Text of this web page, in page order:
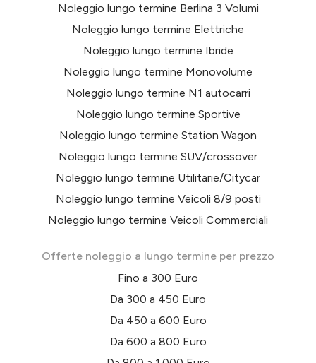
Noleggio lungo termine Berlina 3 Volumi
Noleggio lungo termine Elettriche
Noleggio lungo termine Ibride
Noleggio lungo termine Monovolume
Noleggio lungo termine N1 autocarri
Noleggio lungo termine Sportive
Noleggio lungo termine Station Wagon
Noleggio lungo termine SUV/crossover
Noleggio lungo termine Utilitarie/Citycar
Noleggio lungo termine Veicoli 8/9 posti
Noleggio lungo termine Veicoli Commerciali
Offerte noleggio a lungo termine per prezzo
Fino a 300 Euro
Da 300 a 450 Euro
Da 450 a 600 Euro
Da 600 a 800 Euro